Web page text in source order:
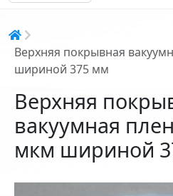
Строка навигации
Верхняя покрывная
шириной 375 мм
Верхняя
вакуумная
мкм шириной